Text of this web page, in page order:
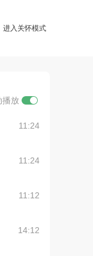
进入关怀模式
播放
11:24
11:24
11:12
14:12